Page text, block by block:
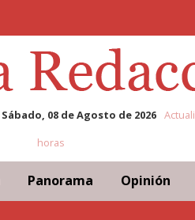
Sábado, 08 de Agosto de 2026
horas
Panorama Opinión